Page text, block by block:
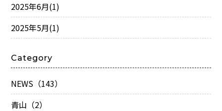
2025年6月(1)
2025年5月(1)
Category
NEWS（143）
青山（2）